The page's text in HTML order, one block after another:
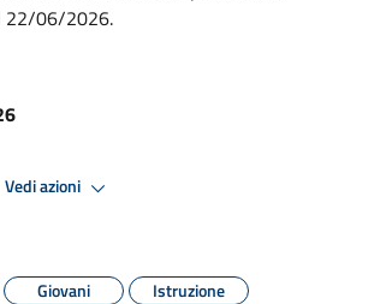
22/06/2026.
Vedi azioni
Giovani
Istruzione